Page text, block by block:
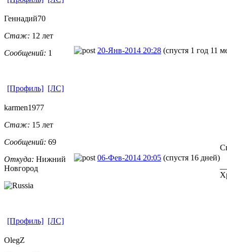
Геннадий70
Стаж: 12 лет
Сообщений: 1 20-Янв-2014 20:28 (спустя 1 год 11
[Профиль] [ЛС]
karmen1977
Стаж: 15 лет
Сообщений: 69
Откуда: Нижний
Новгород
06-Фев-2014 20:05 (спустя 16 дней)
[Профиль] [ЛС]
OlegZ